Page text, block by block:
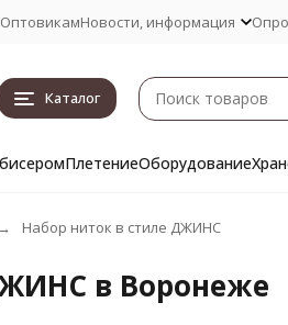
ОптовикамНовости, информация
Каталог
ПлетениеОборудование
Набор ниток в стиле ДЖИНС
в Воронеже